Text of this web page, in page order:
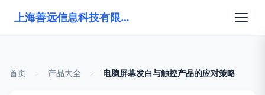
上海善远信息科技有限公司
首页 产品大全 电脑屏幕发白与触控产品的应对策略